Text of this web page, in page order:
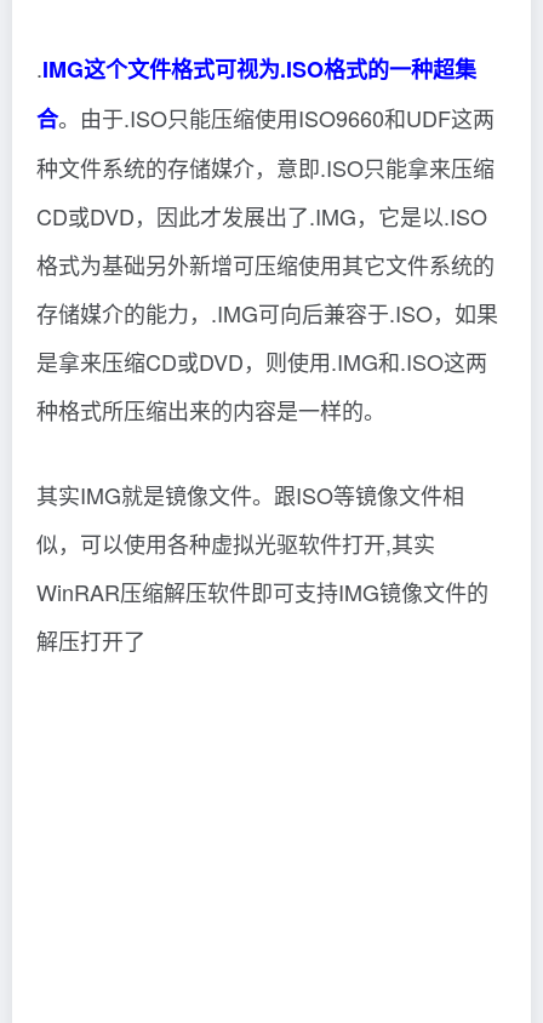
.IMG这个文件格式可视为.ISO格式的一种超集
合。由于.ISO只能压缩使用ISO9660和UDF这两
种文件系统的存储媒介，意即.ISO只能拿来压缩
CD或DVD，因此才发展出了.IMG，它是以.ISO
格式为基础另外新增可压缩使用其它文件系统的
存储媒介的能力，.IMG可向后兼容于.ISO，如果
是拿来压缩CD或DVD，则使用.IMG和.ISO这两
种格式所压缩出来的内容是一样的。
其实IMG就是镜像文件。跟ISO等镜像文件相
似，可以使用各种虚拟光驱软件打开,其实
WinRAR压缩解压软件即可支持IMG镜像文件的
解压打开了